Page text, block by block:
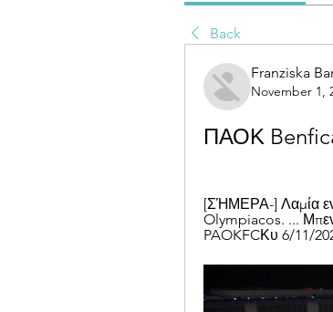
Back
Franziska
November 1,
ΠΑΟΚ
[ΣΉΜΕΡΑ-] Λαμία
Olympiacos. ...
PAOKFCΚυ 6/11/